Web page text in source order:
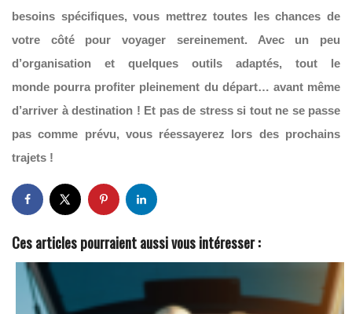
besoins spécifiques, vous mettrez toutes les chances de
votre côté pour voyager sereinement. Avec un peu
d’organisation
et quelques outils adaptés, tout le
monde pourra profiter pleinement du départ… avant même
d’arriver à destination ! Et pas de stress si tout ne se passe
pas comme prévu, vous réessayerez lors des prochains
trajets !
Ces articles pourraient aussi vous intéresser :